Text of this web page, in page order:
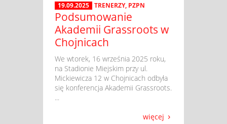
19.09.2025 TRENERZY, PZPN
Podsumowanie
Akademii Grassroots w
Chojnicach
​ We wtorek, 16 września 2025 roku,
na Stadionie Miejskim przy ul.
Mickiewicza 12 w Chojnicach odbyła
się konferencja Akademii Grassroots.
...
więcej